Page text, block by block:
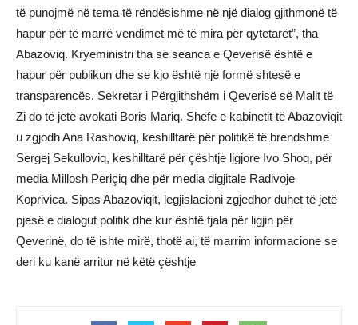
të punojmë në tema të rëndësishme në një dialog gjithmonë të
hapur për të marrë vendimet më të mira për qytetarët”, tha
Abazoviq. Kryeministri tha se seanca e Qeverisë është e
hapur për publikun dhe se kjo është një formë shtesë e
transparencës. Sekretar i Përgjithshëm i Qeverisë së Malit të
Zi do të jetë avokati Boris Mariq. Shefe e kabinetit të Abazoviqit
u zgjodh Ana Rashoviq, keshilltarë për politikë të brendshme
Sergej Sekulloviq, keshilltarë për çështje ligjore Ivo Shoq, për
media Millosh Periçiq dhe për media digjitale Radivoje
Koprivica. Sipas Abazoviqit, legjislacioni zgjedhor duhet të jetë
pjesë e dialogut politik dhe kur është fjala për ligjin për
Qeverinë, do të ishte mirë, thotë ai, të marrim informacione se
deri ku kanë arritur në këtë çështje